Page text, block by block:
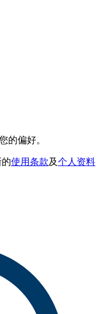
的偏好。
使用条款及个人资料